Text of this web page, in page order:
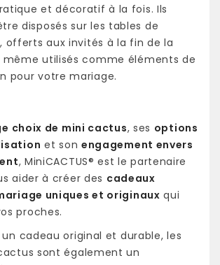
et décoratif à la fois. Ils
disposés sur les tables de
offerts aux invités à la fin de la
même utilisés comme éléments de
pour votre mariage.
choix de mini cactus, ses options
et son engagement envers
, MiniCACTUS® est le partenaire
aider à créer des cadeaux
uniques et originaux qui
proches.
cadeau original et durable, les
sont également un